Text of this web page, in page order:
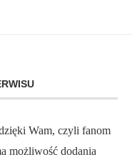
Wam, czyli fanom
możliwość dodania